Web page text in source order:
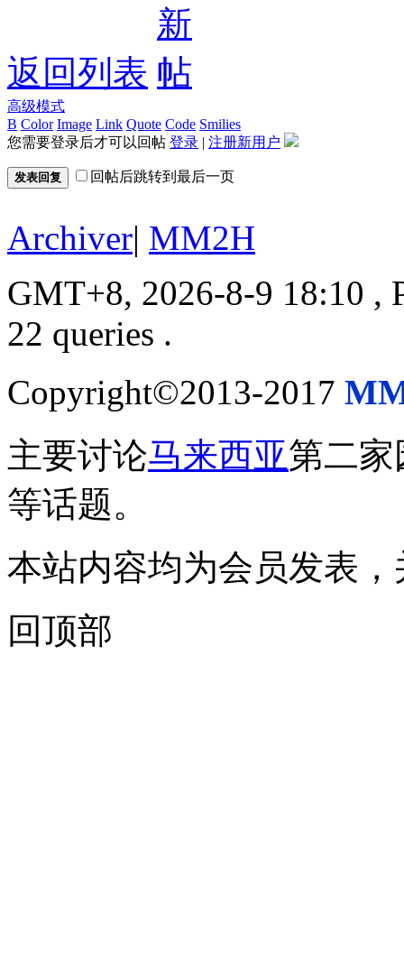
返回列表
高级模式
B Color Image Link Quote Code Smilies
您需要登录后才可以回帖 登录 | 注册新用户
发表回复 回帖后跳转到最后一页
Archiver| MM2H
GMT+8, 2026-8-9 18:10 ,
22 queries .
Copyright©2013-2017
主要讨论马来西亚第二
等话题。
本站内容均为会员发表
回顶部